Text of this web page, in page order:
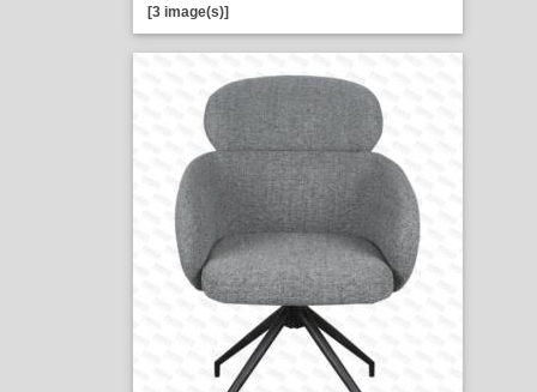
[3 image(s)]